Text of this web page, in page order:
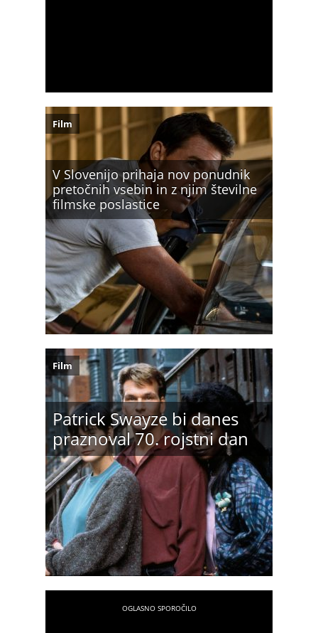
V Slovenijo prihaja nov ponudnik
pretočnih vsebin in z njim številne
filmske poslastice
Film
Patrick Swayze bi danes
praznoval 70. rojstni dan
Film